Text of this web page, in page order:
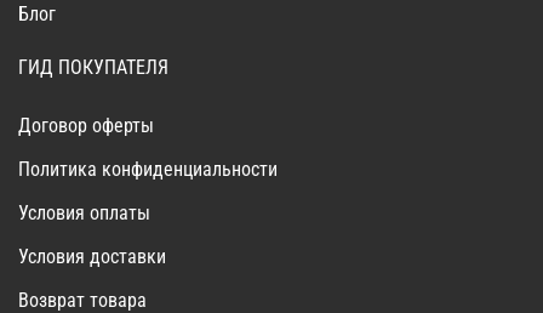
Блог
ГИД ПОКУПАТЕЛЯ
Договор оферты
Политика конфиденциальности
Условия оплаты
Условия доставки
Возврат товара